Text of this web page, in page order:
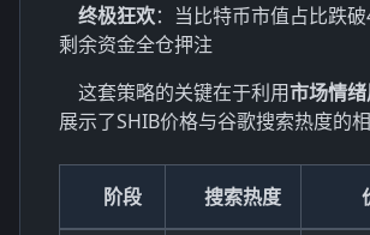
终极狂欢：当比特币市值占比跌
剩余资金全仓押注
这套策略的关键在于利用市场情
展示了SHIB价格与谷歌搜索热度的相
阶段 搜索热度